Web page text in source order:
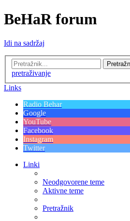
BeHaR forum
Idi na sadržaj
pretraživanje
Links
Radio Behar
Google
YouTube
Facebook
Instagram
Twitter
Linki
Neodgovorene teme
Aktivne teme
Pretražnik